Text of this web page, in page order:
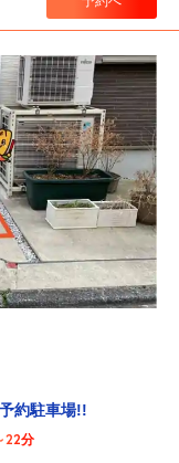
約駐車場!!
22分